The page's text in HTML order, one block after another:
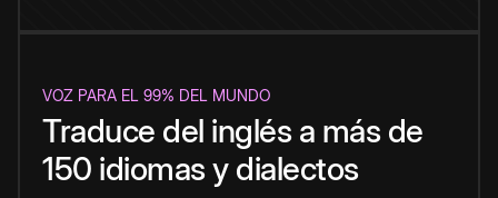
VOZ PARA EL 99% DEL MUNDO
Traduce del inglés a más de
150 idiomas y dialectos